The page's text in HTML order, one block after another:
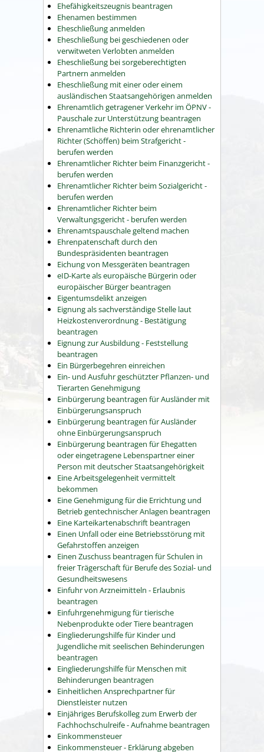
Ehefähigkeitszeugnis beantragen
Ehenamen bestimmen
Eheschließung anmelden
Eheschließung bei geschiedenen oder
verwitweten Verlobten anmelden
Eheschließung bei sorgeberechtigten
Partnern anmelden
Eheschließung mit einer oder einem
ausländischen Staatsangehörigen anmelden
Ehrenamtlich getragener Verkehr im ÖPNV -
Pauschale zur Unterstützung beantragen
Ehrenamtliche Richterin oder ehrenamtlicher
Richter (Schöffen) beim Strafgericht -
berufen werden
Ehrenamtlicher Richter beim Finanzgericht -
berufen werden
Ehrenamtlicher Richter beim Sozialgericht -
berufen werden
Ehrenamtlicher Richter beim
Verwaltungsgericht - berufen werden
Ehrenamtspauschale geltend machen
Ehrenpatenschaft durch den
Bundespräsidenten beantragen
Eichung von Messgeräten beantragen
eID-Karte als europäische Bürgerin oder
europäischer Bürger beantragen
Eigentumsdelikt anzeigen
Eignung als sachverständige Stelle laut
Heizkostenverordnung - Bestätigung
beantragen
Eignung zur Ausbildung - Feststellung
beantragen
Ein Bürgerbegehren einreichen
Ein- und Ausfuhr geschützter Pflanzen- und
Tierarten Genehmigung
Einbürgerung beantragen für Ausländer mit
Einbürgerungsanspruch
Einbürgerung beantragen für Ausländer
ohne Einbürgerungsanspruch
Einbürgerung beantragen für Ehegatten
oder eingetragene Lebenspartner einer
Person mit deutscher Staatsangehörigkeit
Eine Arbeitsgelegenheit vermittelt
bekommen
Eine Genehmigung für die Errichtung und
Betrieb gentechnischer Anlagen beantragen
Eine Karteikartenabschrift beantragen
Einen Unfall oder eine Betriebsstörung mit
Gefahrstoffen anzeigen
Einen Zuschuss beantragen für Schulen in
freier Trägerschaft für Berufe des Sozial- und
Gesundheitswesens
Einfuhr von Arzneimitteln - Erlaubnis
beantragen
Einfuhrgenehmigung für tierische
Nebenprodukte oder Tiere beantragen
Eingliederungshilfe für Kinder und
Jugendliche mit seelischen Behinderungen
beantragen
Eingliederungshilfe für Menschen mit
Behinderungen beantragen
Einheitlichen Ansprechpartner für
Dienstleister nutzen
Einjähriges Berufskolleg zum Erwerb der
Fachhochschulreife - Aufnahme beantragen
Einkommensteuer
Einkommensteuer - Erklärung abgeben